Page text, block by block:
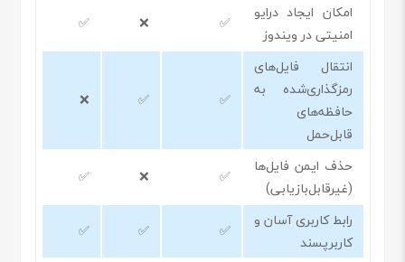
امکان ایجاد درایو
امنیتی در ویندوز
✅
❌
✅
انتقال فایل‌های
رمزگذاری‌شده به
حافظه‌های
قابل‌حمل
✅
✅
❌
حذف ایمن فایل‌ها
(غیرقابل‌بازیابی)
✅
❌
✅
رابط کاربری آسان و
کاربرپسند
✅
✅
✅